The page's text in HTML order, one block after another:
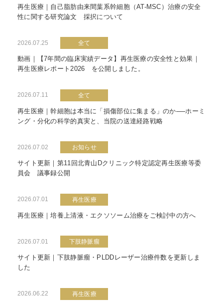
再生医療｜自己脂肪由来間葉系幹細胞（AT-MSC）治療の安全
性に関する研究論文 採択について
2026.07.25 全て
動画｜【7年間の臨床実績データ】再生医療の安全性と効果｜
再生医療レポート2026 を公開しました。
2026.07.11 全て
再生医療｜幹細胞は本当に「損傷部位に集まる」のか──ホーミ
ング・分化の科学的真実と、当院の送達経路戦略
2026.07.02 お知らせ
サイト更新｜第11回北青山Dクリニック特定認定再生医療等委
員会 議事録公開
2026.07.01 再生医療
再生医療｜培養上清液・エクソソーム治療をご検討中の方へ
2026.07.01 下肢静脈瘤
サイト更新｜下肢静脈瘤・PLDDレーザー治療件数を更新しま
した
2026.06.22 再生医療